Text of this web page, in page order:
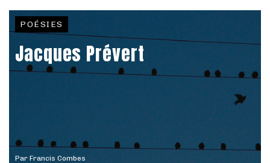
Par Francis Combes
POÉSIES
Jacques Prévert